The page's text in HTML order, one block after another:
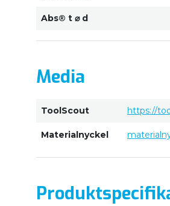
Abs® t ⌀ d
Media
ToolScout https://
Materialnyckel